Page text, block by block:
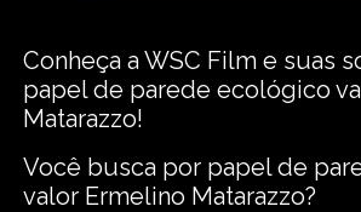
Conheça a WSC Film e suas
papel de parede ecológico
Matarazzo!
Você busca por papel de
valor Ermelino Matarazzo?